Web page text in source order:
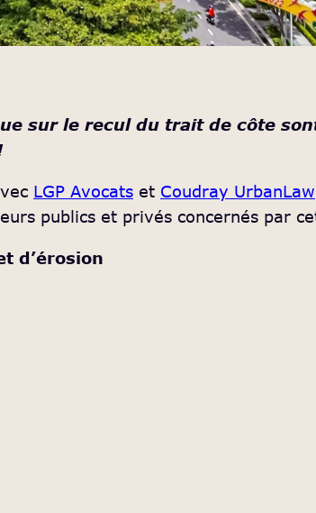
sur le recul du trait de côte
LGP Avocats et Coudray UrbanLaw
publics et privés concernés par
d’érosion